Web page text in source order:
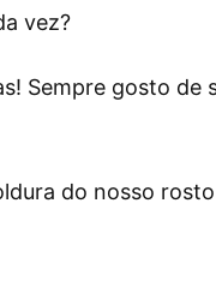
vez?
Sempre gosto
do nosso